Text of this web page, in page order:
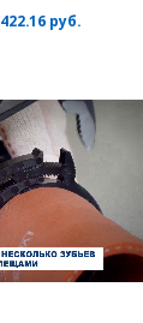
422.16 руб.